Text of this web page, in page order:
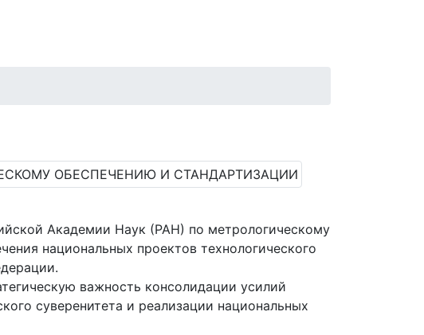
Академии Наук (РАН) по метрологическому
национальных проектов технологического
важность консолидации усилий
суверенитета и реализации национальных